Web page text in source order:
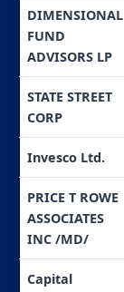
DIMENSIONAL
FUND
ADVISORS LP
STATE STREET
CORP
Invesco Ltd.
PRICE T ROWE
ASSOCIATES
INC /MD/
Capital